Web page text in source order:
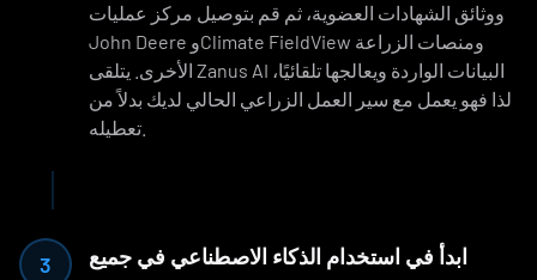
ووثائق الشهادات العضوية، ثم قم بتوصيل مركز عمليات
John Deere وClimate FieldView ومنصات الزراعة
الأخرى. يتلقى Zanus AI البيانات الواردة ويعالجها تلقائيًا،
لذا فهو يعمل مع سير العمل الزراعي الحالي لديك بدلاً من
3
ابدأ في استخدام الذكاء الاصطناعي في جميع